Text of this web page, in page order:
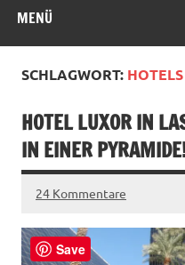
MENÜ
SCHLAGWORT:
HOTEL LUXOR IN
IN EINER
24 Kommentare
Save